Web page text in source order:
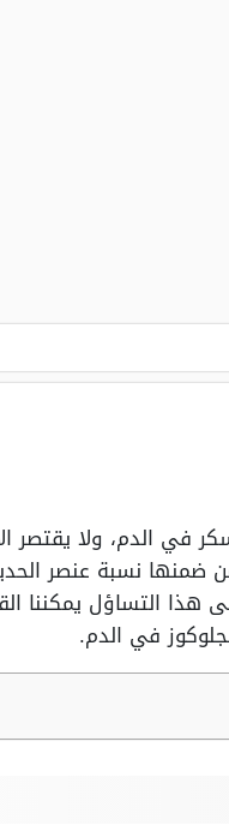
في الدم، ولا يقتصر
ضمنها نسبة عنصر
التساؤل يمكننا
في الدم.